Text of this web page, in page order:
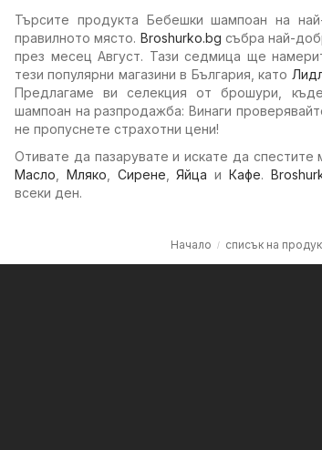
Търсите продукта Бебешки шампоан на
правилното място. Broshurko.bg събра най-
през месец Август. Тази седмица ще
тези популярни магазини в България, като
Предлагаме ви селекция от брошури,
шампоан на разпродажба: Винаги
не пропуснете страхотни цени!
Отивате да пазарувате и искате да
Масло
Мляко Сирене ,Яйца иКафе.
всеки ден.
Начало списък на